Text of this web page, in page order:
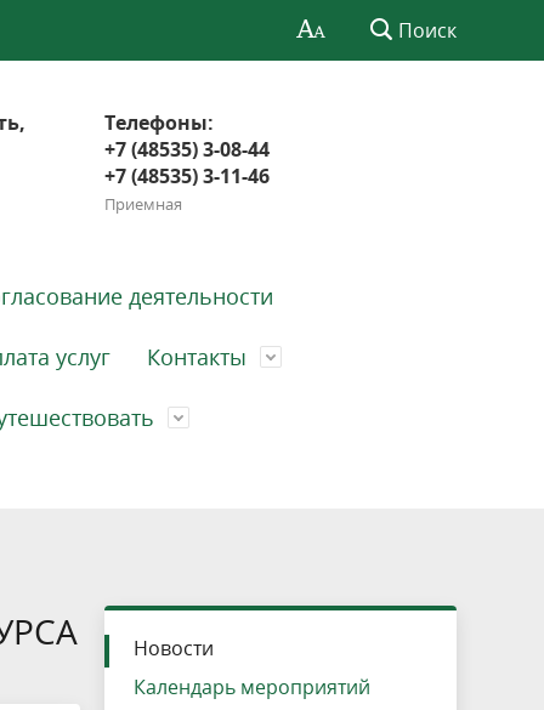
Поиск
Телефоны:
+7 (48535) 3-08-44
+7 (48535) 3-11-46
Приемная
Озеро Плещеево
Вакансии
деятельности
Экологические тропы и туристские
маршруты
Прокат велосипедов
Адрес, телефон, схема проезда
Результаты оценки условий труда
услуг Контакты
Интерактивная карта
Кадастр объектов животного мира, не
отнесенных к объектам охоты
Новости
Календарь мероприятий